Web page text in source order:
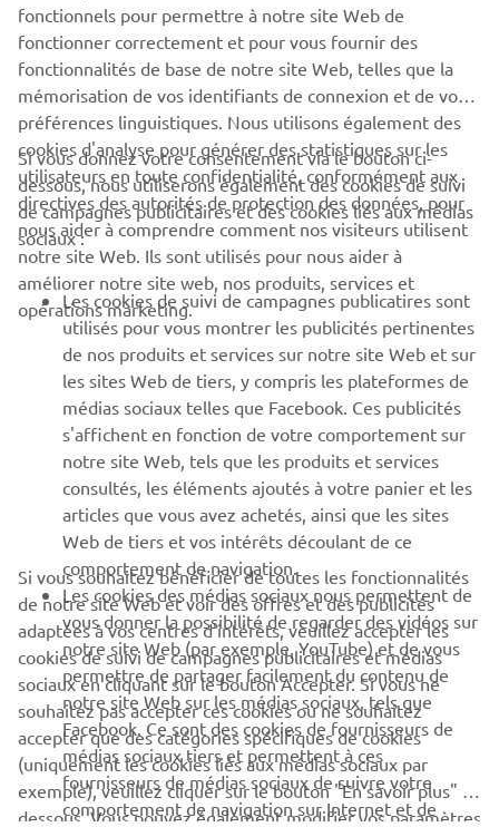
CORPORATE
PROS & B2B
PLUS YAMAHA
SUPPORT
NEWSLETTER
Découvrez en exclusivité les dernières offres, les événements
spéciaux, les nouveautés et bien plus encore
S'ABONNER
Lisez notre politique de confidentialité pour savoir comment
nous traitons vos données personnelles :Politique de
Confidentialité
France (French)
fonctionner correctement et pour vous fournir des
fonctionnalités de base de notre site Web, telles que la
mémorisation de vos identifiants de connexion et de vos
préférences linguistiques. Nous utilisons également des
cookies d'analyse pour générer des statistiques sur les
utilisateurs en toute confidentialité, conformément aux
directives des autorités de protection des données, pour
nous aider à comprendre comment nos visiteurs utilisent
notre site Web. Ils sont utilisés pour nous aider à
améliorer notre site web, nos produits, services et
opérations marketing.
Si vous donnez votre consentement via le bouton ci-
dessous, nous utiliserons également des cookies de suivi
de campagnes publicitaires et des cookies liés aux médias
sociaux :
Les cookies de suivi de campagnes publicatires sont
utilisés pour vous montrer les publicités pertinentes
de nos produits et services sur notre site Web et sur
les sites Web de tiers, y compris les plateformes de
médias sociaux telles que Facebook. Ces publicités
s'affichent en fonction de votre comportement sur
notre site Web, tels que les produits et services
consultés, les éléments ajoutés à votre panier et les
articles que vous avez achetés, ainsi que les sites
Web de tiers et vos intérêts découlant de ce
comportement de navigation.
Les cookies des médias sociaux nous permettent de
vous donner la possibilité de regarder des vidéos sur
notre site Web (par exemple, YouTube) et de vous
permettre de partager facilement du contenu de
notre site Web sur les médias sociaux, tels que
Facebook. Ce sont des cookies de fournisseurs de
médias sociaux tiers et permettent à ces
fournisseurs de médias sociaux de suivre votre
comportement de navigation sur Internet et de
l'utiliser à leurs propres fins.
Si vous souhaitez bénéficier de toutes les fonctionnalités
de notre site Web et voir des offres et des publicités
adaptées à vos centres d'intérêts, veuillez accepter les
cookies de suivi de campagnes publicitaires et médias
sociaux en cliquant sur le bouton Accepter. Si vous ne
souhaitez pas accepter ces cookies ou ne souhaitez
accepter que des catégories spécifiques de cookies
(uniquement les cookies liés aux médias sociaux par
exemple), veuillez cliquer sur le bouton "En savoir plus" ci-
dessous. Vous pouvez également modifier vos paramètres
et retirer votre consentement à tout moment via